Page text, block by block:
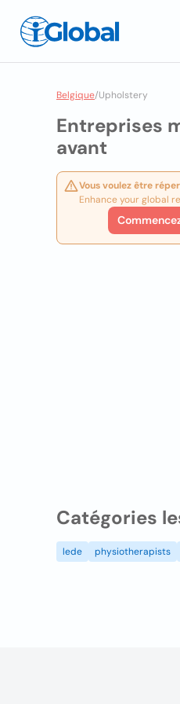
Belgique/Upholstery
Entreprises
avant
Vous voulez être
Enhance your global
Catégories
lede physiotherapists